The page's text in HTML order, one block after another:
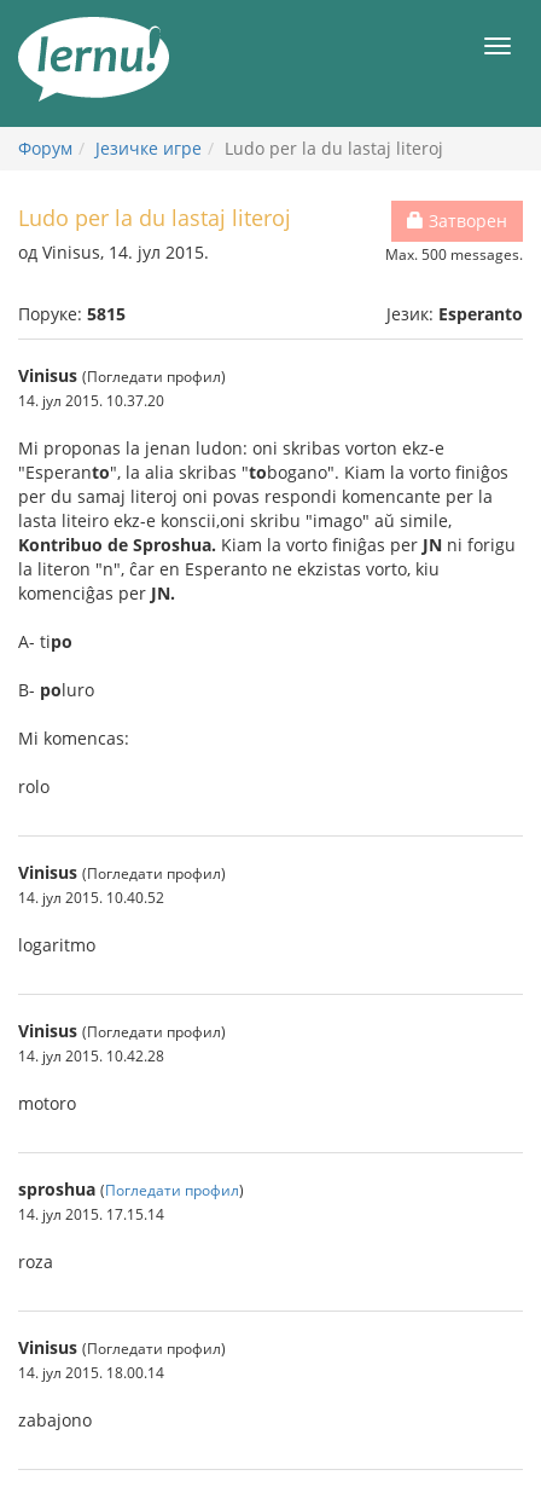
садржају
Форум Језичке игре Ludo per la du lastaj literoj
Затворен
Max. 500 messages.
Ludo per la du lastaj literoj
од Vinisus, 14. јул 2015.
Поруке: 5815 Језик: Esperanto
Vinisus (Погледати профил)
14. јул 2015. 10.37.20
Mi proponas la jenan ludon: oni skribas vorton ekz-e
"Esperanto", la alia skribas "tobogano". Kiam la vorto finiĝos
per du samaj literoj oni povas respondi komencante per la
lasta liteiro ekz-e konscii,oni skribu "imago" aŭ simile,
Kontribuo de Sproshua. Kiam la vorto finiĝas per JN ni forigu
la literon "n", ĉar en Esperanto ne ekzistas vorto, kiu
komenciĝas per JN.
A- tipo
B- poluro
Mi komencas:
rolo
Vinisus (Погледати профил)
14. јул 2015. 10.40.52
logaritmo
Vinisus (Погледати профил)
14. јул 2015. 10.42.28
motoro
sproshua (Погледати профил)
14. јул 2015. 17.15.14
roza
Vinisus (Погледати профил)
14. јул 2015. 18.00.14
zabajono